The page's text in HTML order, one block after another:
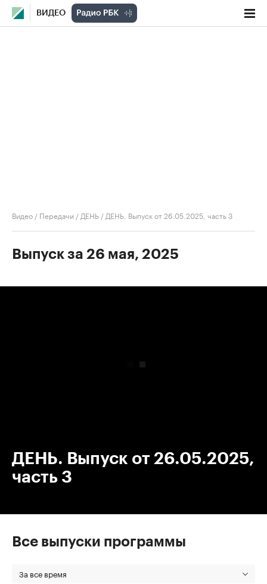
ВИДЕО
Видео / Передачи / ДЕНЬ / ДЕНЬ. Выпуск от 26.05.2025, часть 3
Выпуск за 26 мая, 2025
ДЕНЬ. Выпуск от 26.05.2025,
часть 3
Все выпуски программы
За все время